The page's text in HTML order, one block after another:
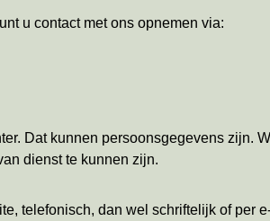
u contact met ons opnemen via:
Dat kunnen persoonsgegevens zijn.
dienst te kunnen zijn.
telefonisch, dan wel schriftelijk of per